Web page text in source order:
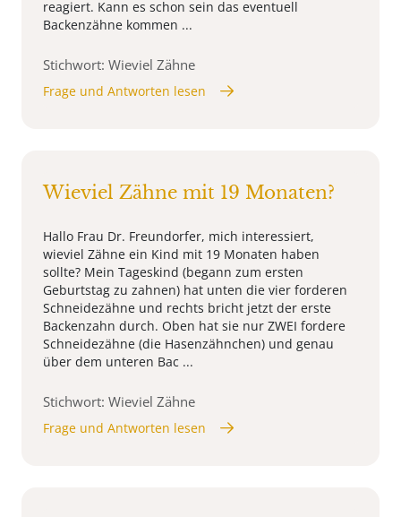
reagiert. Kann es schon sein das eventuell
Backenzähne kommen ...
Stichwort: Wieviel Zähne
Frage und Antworten lesen
Wieviel Zähne mit 19 Monaten?
Hallo Frau Dr. Freundorfer, mich interessiert,
wieviel Zähne ein Kind mit 19 Monaten haben
sollte? Mein Tageskind (begann zum ersten
Geburtstag zu zahnen) hat unten die vier forderen
Schneidezähne und rechts bricht jetzt der erste
Backenzahn durch. Oben hat sie nur ZWEI fordere
Schneidezähne (die Hasenzähnchen) und genau
über dem unteren Bac ...
Stichwort: Wieviel Zähne
Frage und Antworten lesen